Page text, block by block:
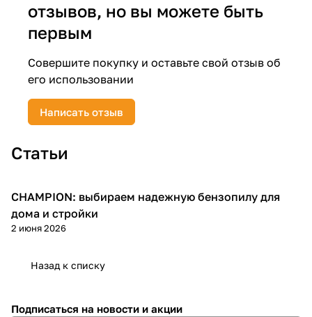
отзывов, но вы можете быть
первым
Совершите покупку и оставьте свой отзыв об
его использовании
Написать отзыв
Статьи
Пилы
CHAMPION: выбираем надежную бензопилу для
дома и стройки
2 июня 2026
Назад к списку
Подписаться на новости и акции